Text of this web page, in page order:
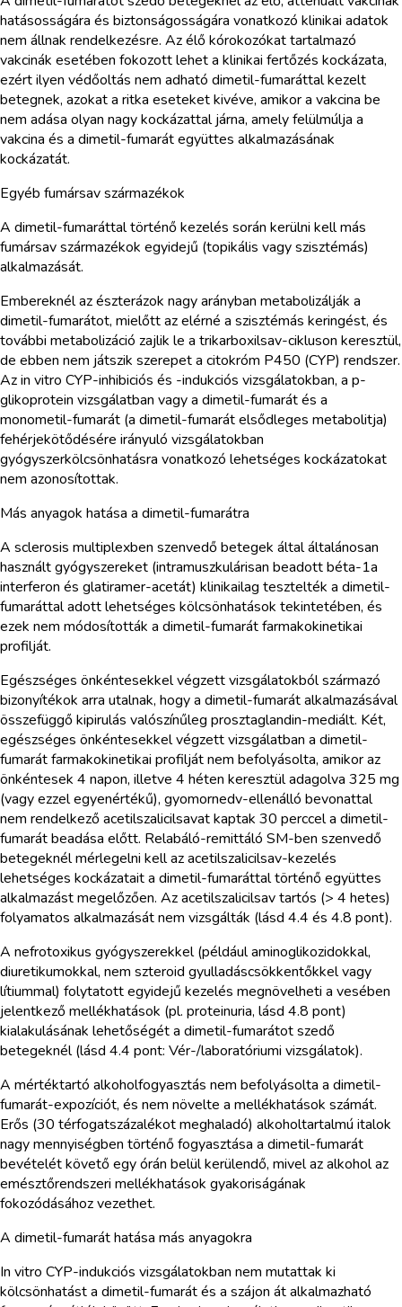
hatásosságára és biztonságosságára vonatkozó klinikai adatok
nem állnak rendelkezésre. Az élő kórokozókat tartalmazó
vakcinák esetében fokozott lehet a klinikai fertőzés kockázata,
ezért ilyen védőoltás nem adható dimetil-fumaráttal kezelt
betegnek, azokat a ritka eseteket kivéve, amikor a vakcina be
nem adása olyan nagy kockázattal járna, amely felülmúlja a
vakcina és a dimetil-fumarát együttes alkalmazásának
kockázatát.
Egyéb fumársav származékok
A dimetil-fumaráttal történő kezelés során kerülni kell más
fumársav származékok egyidejű (topikális vagy szisztémás)
alkalmazását.
Embereknél az észterázok nagy arányban metabolizálják a
dimetil-fumarátot, mielőtt az elérné a szisztémás keringést, és
további metabolizáció zajlik le a trikarboxilsav-cikluson keresztül,
de ebben nem játszik szerepet a citokróm P450 (CYP) rendszer.
Az in vitro CYP-inhibiciós és -indukciós vizsgálatokban, a p-
glikoprotein vizsgálatban vagy a dimetil-fumarát és a
monometil-fumarát (a dimetil-fumarát elsődleges metabolitja)
fehérjekötődésére irányuló vizsgálatokban
gyógyszerkölcsönhatásra vonatkozó lehetséges kockázatokat
nem azonosítottak.
Más anyagok hatása a dimetil-fumarátra
A sclerosis multiplexben szenvedő betegek által általánosan
használt gyógyszereket (intramuszkulárisan beadott béta-1a
interferon és glatiramer-acetát) klinikailag tesztelték a dimetil-
fumaráttal adott lehetséges kölcsönhatások tekintetében, és
ezek nem módosították a dimetil-fumarát farmakokinetikai
profilját.
Egészséges önkéntesekkel végzett vizsgálatokból származó
bizonyítékok arra utalnak, hogy a dimetil-fumarát alkalmazásával
összefüggő kipirulás valószínűleg prosztaglandin-mediált. Két,
egészséges önkéntesekkel végzett vizsgálatban a dimetil-
fumarát farmakokinetikai profilját nem befolyásolta, amikor az
önkéntesek 4 napon, illetve 4 héten keresztül adagolva 325 mg
(vagy ezzel egyenértékű), gyomornedv-ellenálló bevonattal
nem rendelkező acetilszalicilsavat kaptak 30 perccel a dimetil-
fumarát beadása előtt. Relabáló-remittáló SM-ben szenvedő
betegeknél mérlegelni kell az acetilszalicilsav-kezelés
lehetséges kockázatait a dimetil-fumaráttal történő együttes
alkalmazást megelőzően. Az acetilszalicilsav tartós (> 4 hetes)
folyamatos alkalmazását nem vizsgálták (lásd 4.4 és 4.8 pont).
A nefrotoxikus gyógyszerekkel (például aminoglikozidokkal,
diuretikumokkal, nem szteroid gyulladáscsökkentőkkel vagy
lítiummal) folytatott egyidejű kezelés megnövelheti a vesében
jelentkező mellékhatások (pl. proteinuria, lásd 4.8 pont)
kialakulásának lehetőségét a dimetil-fumarátot szedő
betegeknél (lásd 4.4 pont: Vér-/laboratóriumi vizsgálatok).
A mértéktartó alkoholfogyasztás nem befolyásolta a dimetil-
fumarát-expozíciót, és nem növelte a mellékhatások számát.
Erős (30 térfogatszázalékot meghaladó) alkoholtartalmú italok
nagy mennyiségben történő fogyasztása a dimetil-fumarát
bevételét követő egy órán belül kerülendő, mivel az alkohol az
emésztőrendszeri mellékhatások gyakoriságának
fokozódásához vezethet.
A dimetil-fumarát hatása más anyagokra
In vitro CYP-indukciós vizsgálatokban nem mutattak ki
kölcsönhatást a dimetil-fumarát és a szájon át alkalmazható